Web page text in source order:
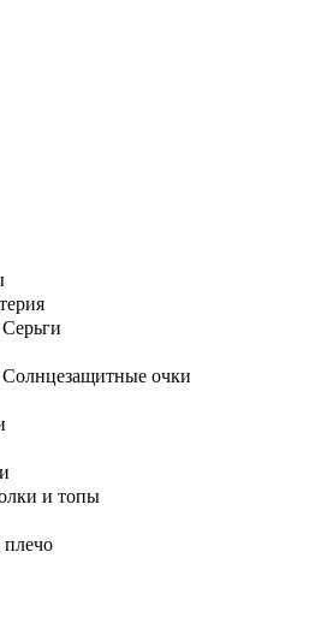
Серьги
Солнцезащитные очки
и топы
плечо